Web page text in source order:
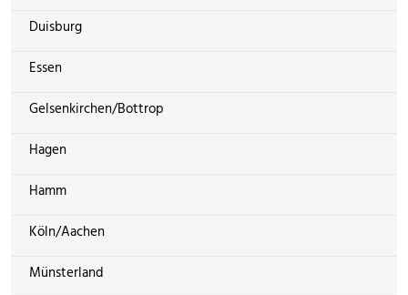
Duisburg
Essen
Gelsenkirchen/Bottrop
Hagen
Hamm
Köln/Aachen
Münsterland